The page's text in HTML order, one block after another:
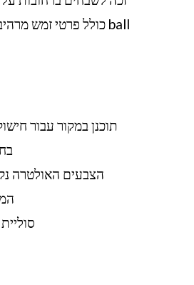
הצבעים האולטרה